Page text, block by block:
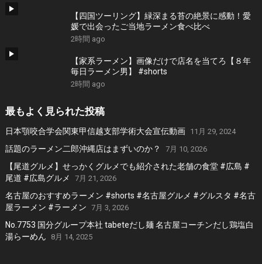
【四国ツーリング】緑深まる苔の絶景に感動！愛
媛で出会ったご当地ラーメン食べ比べ
2時間 ago
【家系ラーメン】画像だけで店名を当てろ【８年
毎日ラーメン男】 #shorts
2時間 ago
最もよく見られた投稿
日本顎咬合学会関東甲信越支部学術大会宣伝動画 11月 29, 2024
話題のラーメン二郎沖縄店はまずいのか？ 7月 10, 2026
【尾道グルメ】せっかくグルメでも紹介された老舗の食堂 #広島 #
尾道 #広島グルメ
7月 21, 2026
名古屋のおすすめラーメン #shorts #名古屋グルメ #グルスタ #名古
屋ラーメン #ラーメン 7月 3, 2026
No.7753 国分グループ本社 tabeteだし麺 名古屋コーチンだし鶏塩白
湯らーめん
8月 14, 2025